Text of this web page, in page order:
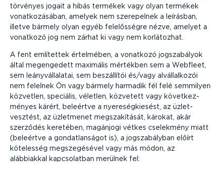
törvényes jogait a hibás termékek vagy olyan termékek
vonat­ko­zá­sában, amelyek nem szerepelnek a leírásban,
illetve bármely olyan egyéb felelős­ségre nézve, amelyet a
vonatkozó jog nem zárhat ki vagy nem korlátozhat.
A fent említettek értelmében, a vonatkozó jogsza­bályok
által megengedett maximális mértékben sem a Webfleet,
sem leány­vál­la­latai, sem beszállítói és/vagy alvál­lal­kozói
nem felelnek Ön vagy bármely harmadik fél felé semmilyen
közvetlen, speciális, véletlen, közvetett vagy követ­kez­
ményes kárért, beleértve a nyere­ség­ki­esést, az üzlet­
vesztést, az üzletmenet megsza­kí­tását, károkat, akár
szerződés keretében, magánjogi vétkes cselekmény miatt
(beleértve a gondat­lan­ságot is), a jogsza­bályban előírt
kötelesség megsze­gé­sével vagy más módon, az
alábbiakkal kapcso­latban merülnek fel: